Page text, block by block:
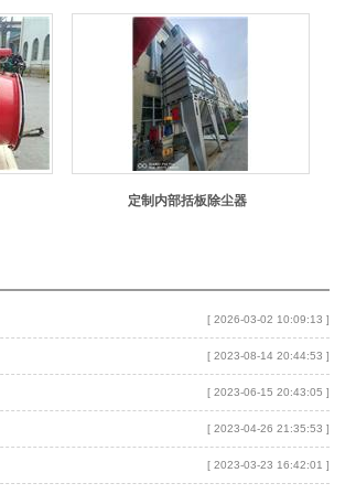
定制内部括板除尘器
[ 2026-03-02 10:09:13 ]
[ 2023-08-14 20:44:53 ]
[ 2023-06-15 20:43:05 ]
[ 2023-04-26 21:35:53 ]
[ 2023-03-23 16:42:01 ]